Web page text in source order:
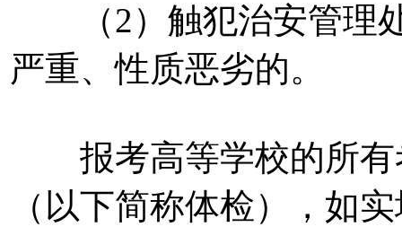
（2）触犯治安管理处
严重、性质恶劣的。
报考高等学校的所有
（以下简称体检），如